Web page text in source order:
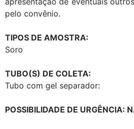
pelo convênio.
TIPOS DE AMOSTRA:
Soro
TUBO(S) DE COLETA:
Tubo com gel separador:
POSSIBILIDADE DE URGÊNCIA: